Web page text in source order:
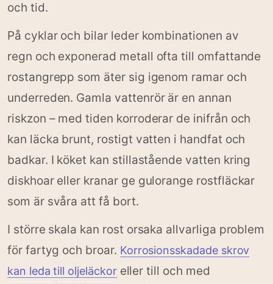
och tid.
På cyklar och bilar leder kombinationen av
regn och exponerad metall ofta till omfattande
rostangrepp som äter sig igenom ramar och
underreden. Gamla vattenrör är en annan
riskzon – med tiden korroderar de inifrån och
kan läcka brunt, rostigt vatten i handfat och
badkar. I köket kan stillastående vatten kring
diskhoar eller kranar ge gulorange rostfläckar
som är svåra att få bort.
I större skala kan rost orsaka allvarliga problem
för fartyg och broar. Korrosionsskadade skrov
kan leda till oljeläckoreller till och med